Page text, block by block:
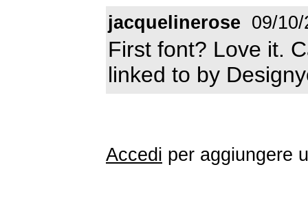
jacquelinerose 09/
First font? Love it.
linked to by
Accedi per aggiungere